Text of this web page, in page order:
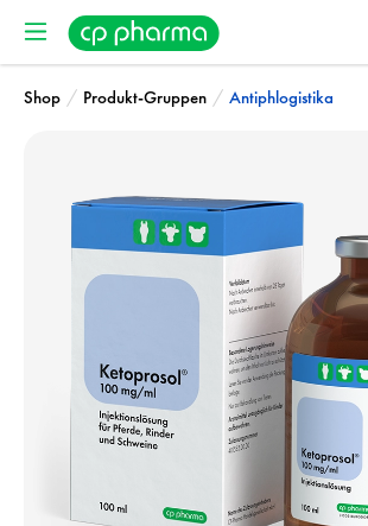
Shop / Produkt-Gruppen / Antiphlogistika